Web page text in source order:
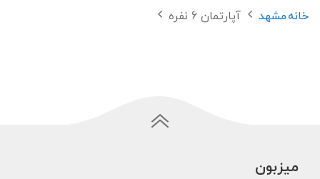
خانهمشهد آپارتمان 6 نفره
میزبون